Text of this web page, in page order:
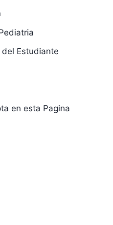
del Estudiante
en esta Pagina